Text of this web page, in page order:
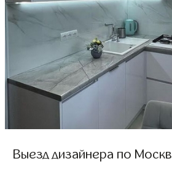
Выезд дизайнера по